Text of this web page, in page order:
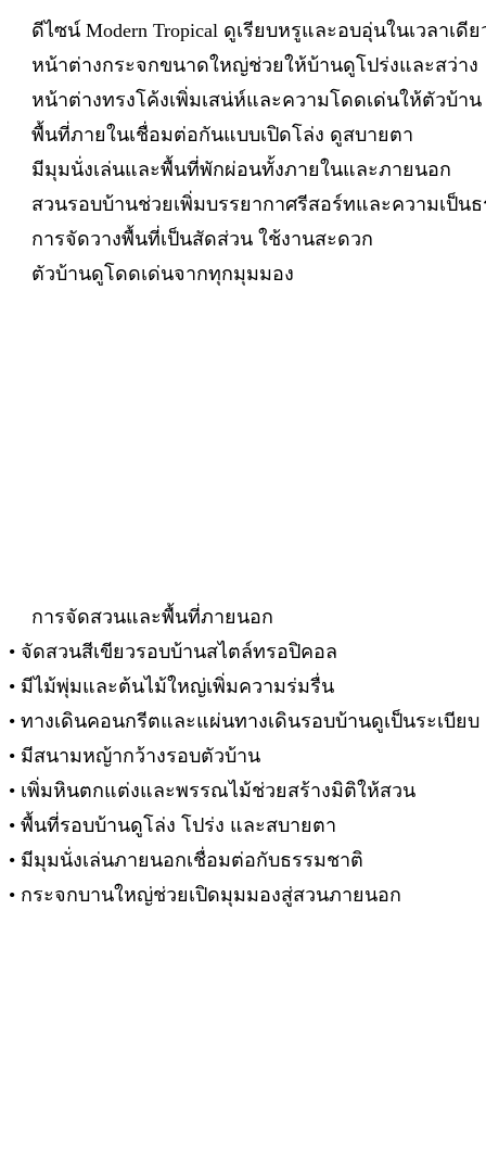
ดีไซน์ Modern Tropical ดูเรียบหรูและอบอุ่นในเวลาเดี
หน้าต่างกระจกขนาดใหญ่ช่วยให้บ้านดูโปร่งและสว่าง
หน้าต่างทรงโค้งเพิ่มเสน่ห์และความโดดเด่นให้ตัวบ้าน
พื้นที่ภายในเชื่อมต่อกันแบบเปิดโล่ง ดูสบายตา
มีมุมนั่งเล่นและพื้นที่พักผ่อนทั้งภายในและภายนอก
สวนรอบบ้านช่วยเพิ่มบรรยากาศรีสอร์ทและความเป็น
การจัดวางพื้นที่เป็นสัดส่วน ใช้งานสะดวก
ตัวบ้านดูโดดเด่นจากทุกมุมมอง
การจัดสวนและพื้นที่ภายนอก
• จัดสวนสีเขียวรอบบ้านสไตล์ทรอปิคอล
• มีไม้พุ่มและต้นไม้ใหญ่เพิ่มความร่มรื่น
• ทางเดินคอนกรีตและแผ่นทางเดินรอบบ้านดูเป็นระเบียบ
• มีสนามหญ้ากว้างรอบตัวบ้าน
• เพิ่มหินตกแต่งและพรรณไม้ช่วยสร้างมิติให้สวน
• พื้นที่รอบบ้านดูโล่ง โปร่ง และสบายตา
• มีมุมนั่งเล่นภายนอกเชื่อมต่อกับธรรมชาติ
• กระจกบานใหญ่ช่วยเปิดมุมมองสู่สวนภายนอก